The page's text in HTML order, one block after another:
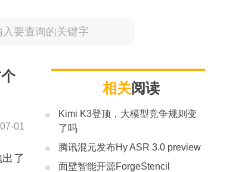
01
了
相关阅读
Kimi K3登顶，大模型竞争规则变
了吗
腾讯混元发布Hy ASR 3.0 preview
面壁智能开源ForgeStencil